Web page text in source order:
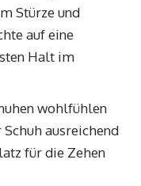
Stürze und
auf eine
Halt im
wohlfühlen
ausreichend
für die Zehen